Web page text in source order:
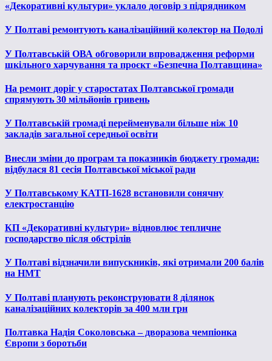
«Декоративні культури» уклало договір з підрядником
У Полтаві ремонтують каналізаційний колектор на Подолі
У Полтавській ОВА обговорили впровадження реформи
шкільного харчування та проєкт «Безпечна Полтавщина»
На ремонт доріг у старостатах Полтавської громади
спрямують 30 мільйонів гривень
У Полтавській громаді перейменували більше ніж 10
закладів загальної середньої освіти
Внесли зміни до програм та показників бюджету громади:
відбулася 81 сесія Полтавської міської ради
У Полтавському КАТП-1628 встановили сонячну
електростанцію
КП «Декоративні культури» відновлює тепличне
господарство після обстрілів
У Полтаві відзначили випускників, які отримали 200 балів
на НМТ
У Полтаві планують реконструювати 8 ділянок
каналізаційних колекторів за 400 млн грн
Полтавка Надія Соколовська – дворазова чемпіонка
Європи з боротьби